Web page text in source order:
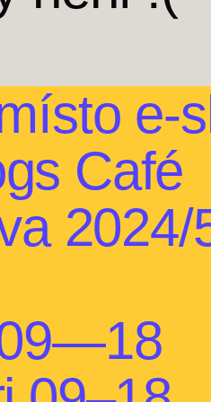
Café
2024/